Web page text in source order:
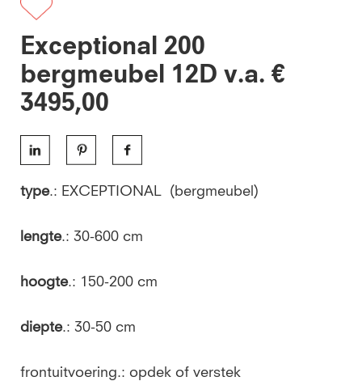
Exceptional 200
bergmeubel 12D v.a. €
3495,00
type.: EXCEPTIONAL (bergmeubel)
lengte.: 30-600 cm
hoogte.: 150-200 cm
diepte.: 30-50 cm
frontuitvoering.: opdek of verstek